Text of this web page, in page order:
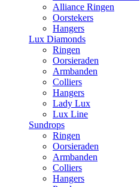
Alliance Ringen
Oorstekers
Hangers
Lux Diamonds
Ringen
Oorsieraden
Armbanden
Colliers
Hangers
Lady Lux
Lux Line
Sundrops
Ringen
Oorsieraden
Armbanden
Colliers
Hangers